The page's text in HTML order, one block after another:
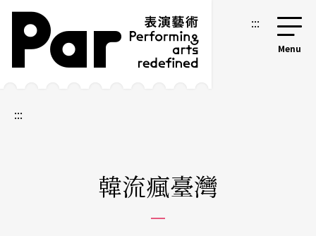
跳到主要內容區塊
網站導覽 :::
:::
韓流瘋臺灣